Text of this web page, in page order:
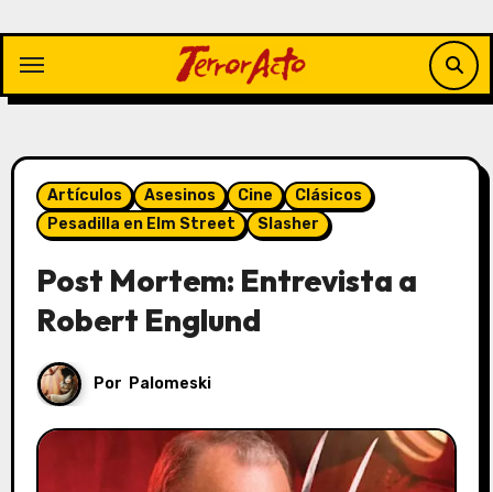
contenido
Artículos Asesinos Cine
Clásicos
Pesadilla en Elm Street
Slasher
Post Mortem: Entrevista a
Robert Englund
Por Palomeski